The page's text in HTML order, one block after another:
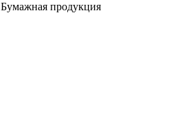
Бумажная продукция